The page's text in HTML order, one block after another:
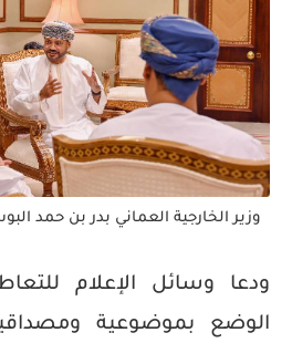
وزير الخارجية العماني بدر بن حمد
ودعا وسائل الإعلام
الوضع بموضوعية